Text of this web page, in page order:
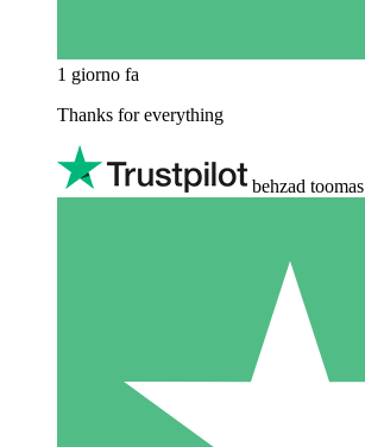
1 giorno fa
Thanks for everything
behzad toomas